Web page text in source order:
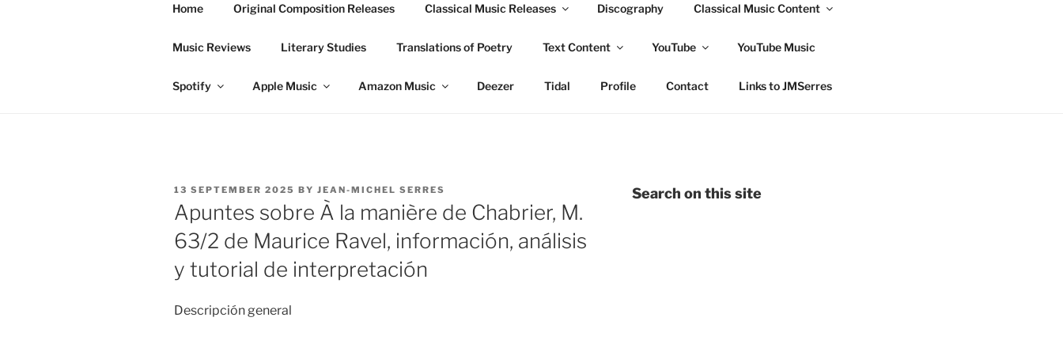
Home Original Composition Releases Classical Music Releases Discography Classical Music Content
Music Reviews Literary Studies Translations of Poetry Text Content YouTube YouTube Music
Spotify Apple Music Amazon Music Deezer Tidal Profile Contact Links to JMSerres
POSTED
ON
13 SEPTEMBER 2025 BY JEAN-MICHEL SERRES
Apuntes sobre À la manière de Chabrier, M.
63/2 de Maurice Ravel, información, análisis
y tutorial de interpretación
Descripción general​
Search on this site